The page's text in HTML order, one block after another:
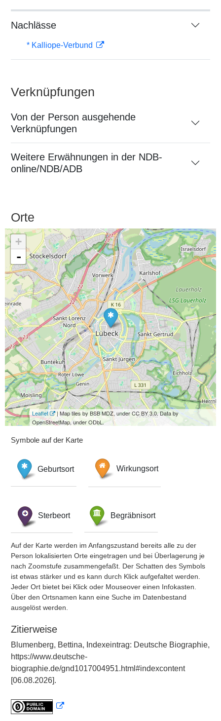
Nachlässe
* Kalliope-Verbund
Verknüpfungen
Von der Person ausgehende
Verknüpfungen
Weitere Erwähnungen in der NDB-
online/NDB/ADB
Orte
+
-
Leaflet
| Map tiles by BSB MDZ, under CC BY 3.0. Data by
OpenStreetMap, under ODbL.
Symbole auf der Karte
Geburtsort Wirkungsort
Sterbeort Begräbnisort
Auf der Karte werden im Anfangszustand bereits alle zu der
Person lokalisierten Orte eingetragen und bei Überlagerung je
nach Zoomstufe zusammengefaßt. Der Schatten des Symbols
ist etwas stärker und es kann durch Klick aufgefaltet werden.
Jeder Ort bietet bei Klick oder Mouseover einen Infokasten.
Über den Ortsnamen kann eine Suche im Datenbestand
ausgelöst werden.
Zitierweise
Blumenberg, Bettina, Indexeintrag: Deutsche Biographie,
https://www.deutsche-
biographie.de/gnd1017004951.html#indexcontent
[06.08.2026].